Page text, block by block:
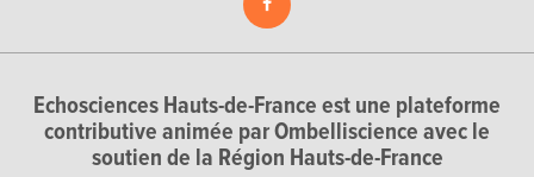
Echosciences Hauts-de-France est une plateforme
contributive animée par Ombelliscience avec le
soutien de la Région Hauts-de-France